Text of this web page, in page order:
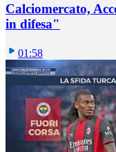
Calciomercato,
in difesa"
01:58